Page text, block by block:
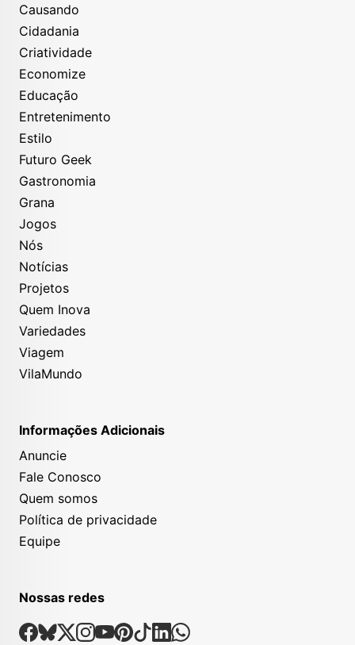
Causando
Cidadania
Criatividade
Economize
Educação
Entretenimento
Estilo
Futuro Geek
Gastronomia
Grana
Jogos
Nós
Notícias
Projetos
Quem Inova
Variedades
Viagem
VilaMundo
Informações Adicionais
Anuncie
Fale Conosco
Quem somos
Política de privacidade
Equipe
Nossas redes
Nossas Redes Sociais
Facebook
Bsky
X Instagram
Youtube
Pinterest
TiktokLinkedin
Whatsapp